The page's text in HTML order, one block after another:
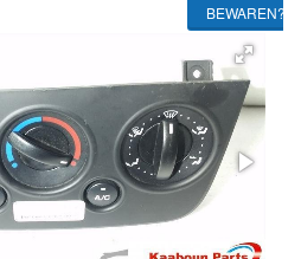
BEWAREN?